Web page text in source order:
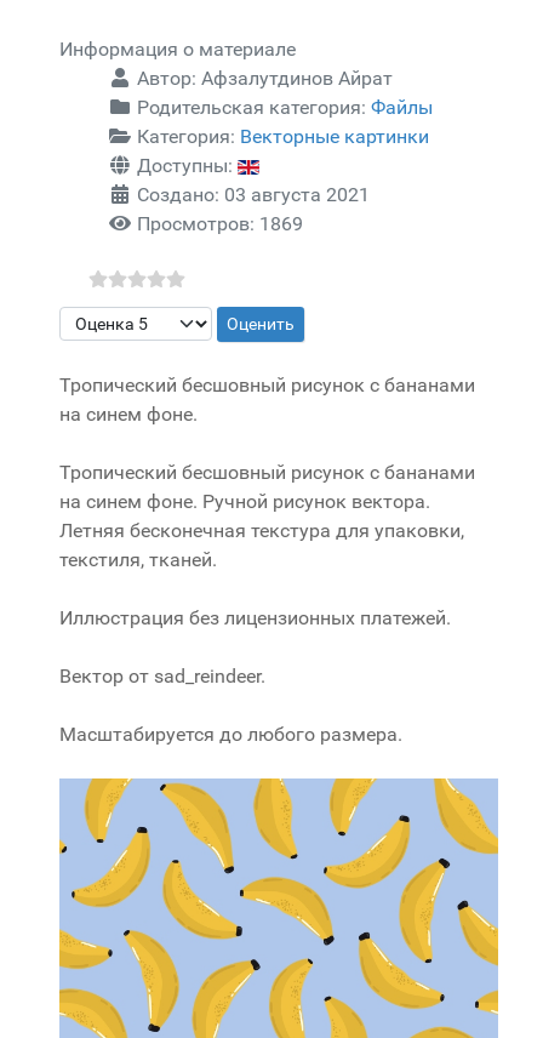
Информация о материале
Автор: Афзалутдинов Айрат
Родительская категория: Файлы
Категория: Векторные картинки
Доступны:
Создано: 03 августа 2021
Просмотров: 1869
Пожалуйста, оцените
Тропический бесшовный рисунок с бананами
на синем фоне.
Тропический бесшовный рисунок с бананами
на синем фоне. Ручной рисунок вектора.
Летняя бесконечная текстура для упаковки,
текстиля, тканей.
Иллюстрация без лицензионных платежей.
Вектор от sad_reindeer.
Масштабируется до любого размера.